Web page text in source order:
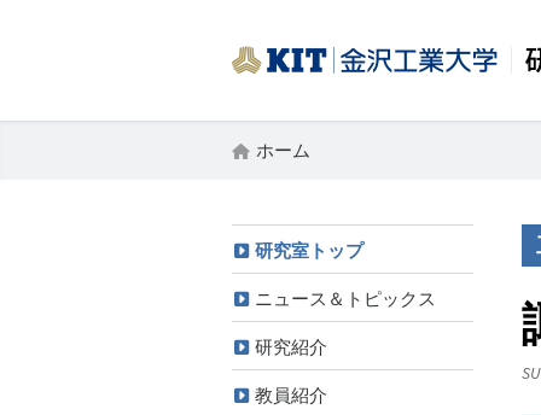
ホーム
研究室トップ
ニュース＆トピックス
研究紹介
教員紹介